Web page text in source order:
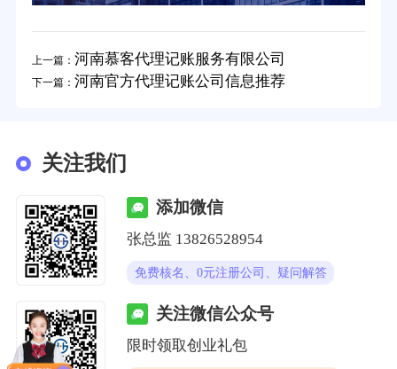
上一篇： 河南慕客代理记账服务有限公司
下一篇： 河南官方代理记账公司信息推荐
关注我们
添加微信
张总监 13826528954
免费核名、0元注册公司、疑问解答
关注微信公众号
限时领取创业礼包